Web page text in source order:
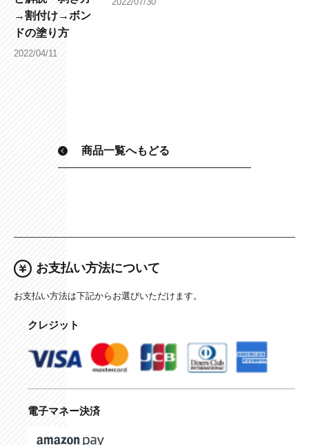
→割付け→ボン
ドの塗り方
2022/04/11
商品一覧へもどる
お支払い方法について
お支払い方法は下記からお選びいただけます。
クレジット
電子マネー決済